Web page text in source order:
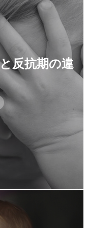
反抗期の違